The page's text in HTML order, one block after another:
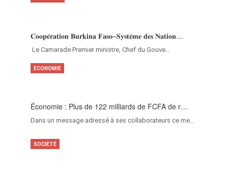
𝐂𝐨𝐨𝐩𝐞́𝐫𝐚𝐭𝐢𝐨𝐧 𝐁𝐮𝐫𝐤𝐢𝐧𝐚 𝐅𝐚𝐬𝐨–𝐒𝐲𝐬𝐭𝐞̀𝐦𝐞 𝐝𝐞𝐬 𝐍𝐚𝐭𝐢𝐨𝐧…
‎Le Camarade Premier ministre, Chef du Gouve…
Économie : Plus de 122 milliards de FCFA de r…
Dans un message adressé à ses collaborateurs ce me…
ECONOMIE
SOCIÉTÉ